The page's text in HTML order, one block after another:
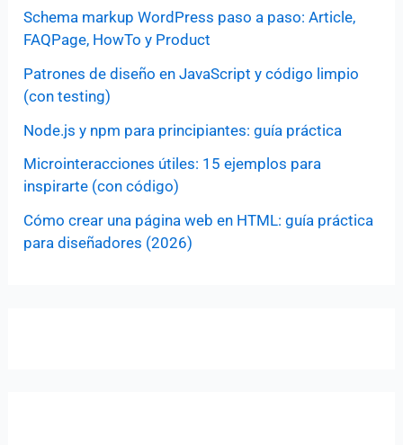
Schema markup WordPress paso a paso: Article,
FAQPage, HowTo y Product
Patrones de diseño en JavaScript y código limpio
(con testing)
Node.js y npm para principiantes: guía práctica
Microinteracciones útiles: 15 ejemplos para
inspirarte (con código)
Cómo crear una página web en HTML: guía práctica
para diseñadores (2026)